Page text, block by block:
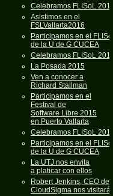
Celebramos FLISoL 2017
Asistimos en el
FSLVallarta2016
Participamos en el FLISoL
de la U de G CUCEA
Celebramos FLISoL 2016
La Posada 2015
Ven a conocer a
Richard Stallman
Participamos en el
Festival de
Software Libre 2015
en Puerto Vallarta
Celebramos FLISoL 2015
Participamos en el FLISoL
de la U de G CUCEA
La UTJ nos envita
a platicar con ellos
Robert Jenkins, CEO de
CloudSigma nos visitará